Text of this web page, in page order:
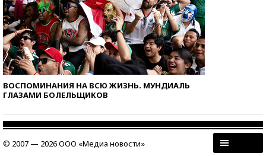
ВОСПОМИНАНИЯ НА ВСЮ ЖИЗНЬ. МУНДИАЛЬ
ГЛАЗАМИ БОЛЕЛЬЩИКОВ
© 2007 — 2026 ООО «Медиа новости»